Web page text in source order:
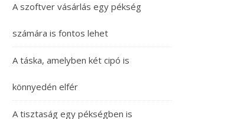
A szoftver vásárlás egy pékség
számára is fontos lehet
A táska, amelyben két cipó is
könnyedén elfér
A tisztaság egy pékségben is